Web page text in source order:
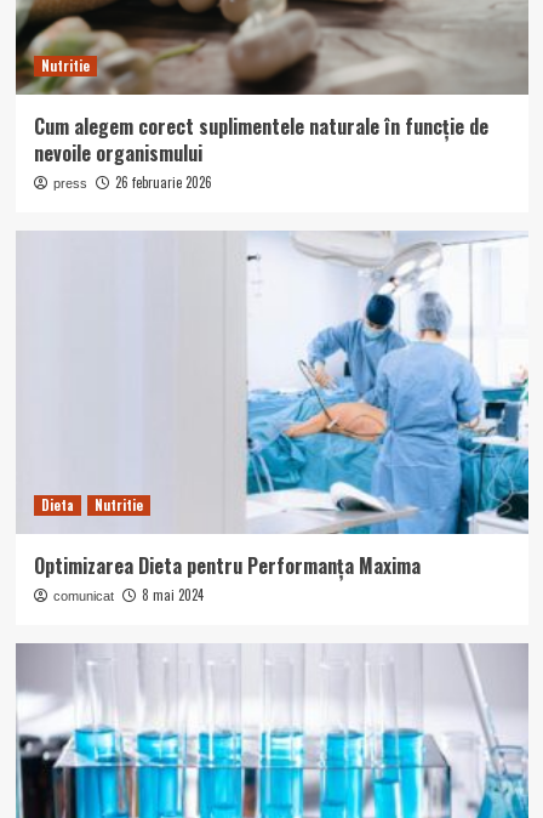
Nutritie
Cum alegem corect suplimentele naturale în funcție de
nevoile organismului
press 26 februarie 2026
Dieta Nutritie
Optimizarea Dieta pentru Performanța Maxima
comunicat 8 mai 2024